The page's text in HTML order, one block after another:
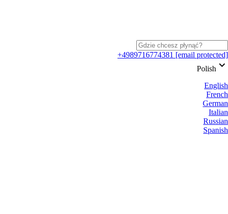
+4989716774381 [email protected]
Polish keyboard_arrow_down
English
French
German
Italian
Russian
Spanish